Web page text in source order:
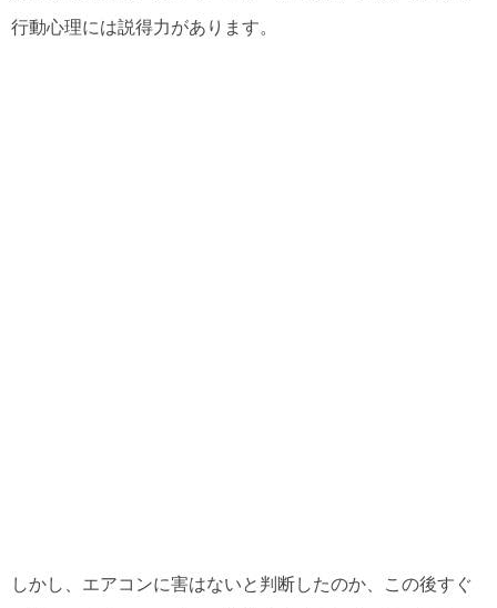
行動心理には説得力があります。
しかし、エアコンに害はないと判断したのか、この後すぐ